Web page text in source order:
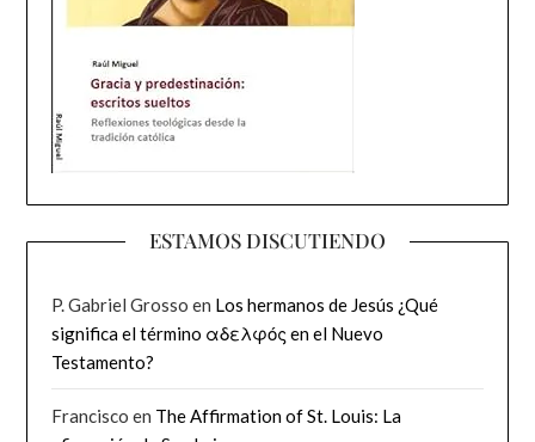
ESTAMOS DISCUTIENDO
P. Gabriel Grosso en Los hermanos de Jesús ¿Qué
significa el término αδελφός en el Nuevo
Testamento?
Francisco en The Affirmation of St. Louis: La